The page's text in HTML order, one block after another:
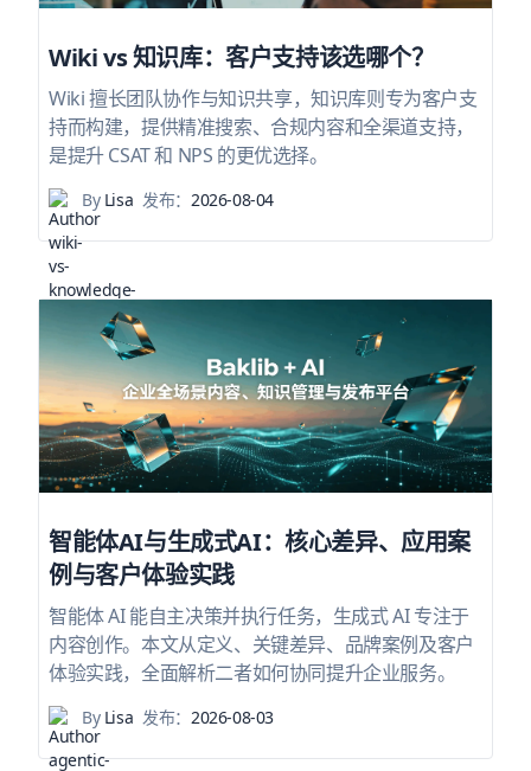
Wiki vs 知识库：客户支持该选哪个？
Wiki 擅长团队协作与知识共享，知识库则专为客户支
持而构建，提供精准搜索、合规内容和全渠道支持，
是提升 CSAT 和 NPS 的更优选择。
ByLisa 发布： 2026-08-04
智能体AI与生成式AI：核心差异、应用案
例与客户体验实践
智能体 AI 能自主决策并执行任务，生成式 AI 专注于
内容创作。本文从定义、关键差异、品牌案例及客户
体验实践，全面解析二者如何协同提升企业服务。
ByLisa 发布：2026-08-03